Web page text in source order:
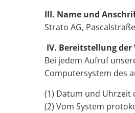
III. Name und
Strato AG,
IV. Bereitstellung
Bei jedem Aufruf
Computersystem des
(1) Datum und Uhrzeit
(2) Vom System